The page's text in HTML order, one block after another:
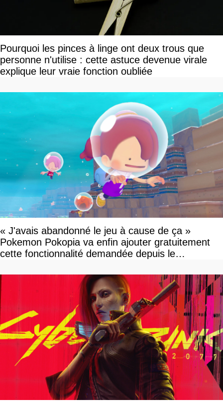
Pourquoi les pinces à linge ont deux trous que
personne n'utilise : cette astuce devenue virale
explique leur vraie fonction oubliée
« J'avais abandonné le jeu à cause de ça »
Pokemon Pokopia va enfin ajouter gratuitement
cette fonctionnalité demandée depuis le